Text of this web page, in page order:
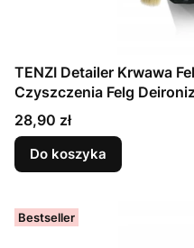
TENZI Detailer Krwawa
Czyszczenia Felg
Cena
28,90 zł
Do koszyka
Bestseller